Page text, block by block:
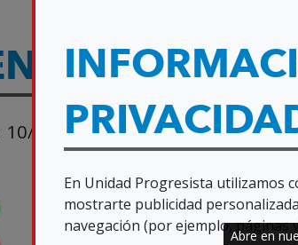
En Unidad Progresista utilizamos
mostrarte publicidad
navegación (por ejemplo, páginas
Abre en
10/06/2006